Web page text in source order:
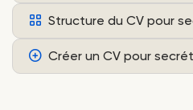
Structure du CV pour
Créer un CV pour